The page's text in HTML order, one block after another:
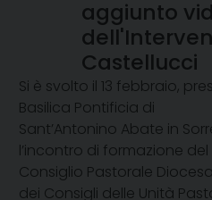
aggiunto
Castellucci
Si è svolto il 13 febbraio,
Basilica Pontificia di
Sant’Antonino Abate in
l’incontro di formazione del
Consiglio Pastorale
dei Consigli delle Unità